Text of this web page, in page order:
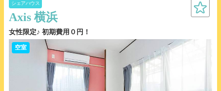
シェアハウス
Axis 横浜
女性限定♪ 初期費用０円！
空室